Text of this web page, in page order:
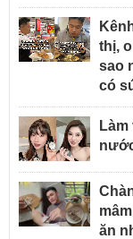
thị,
sao
có
ăn